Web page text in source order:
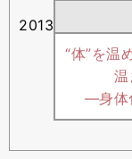
2013
“体”を温
温
―身体